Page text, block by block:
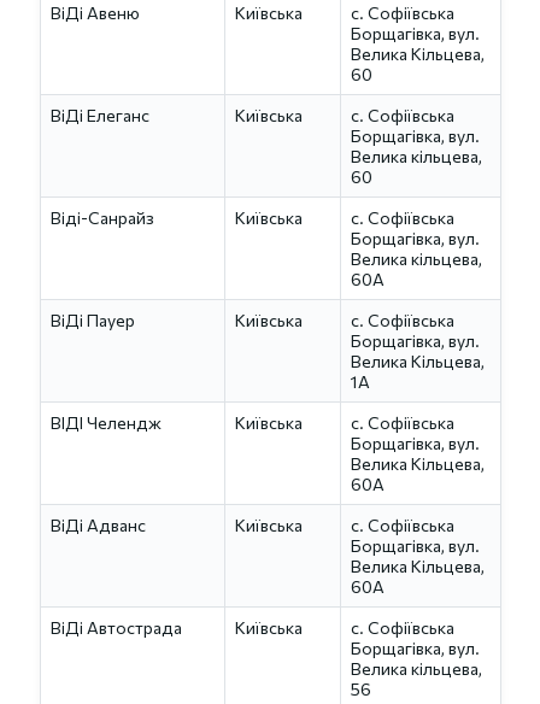
ВіДі Авеню
Київська
с. Софіївська
Борщагівка, вул.
Велика Кільцева,
60
ВіДі Елеганс
Київська
с. Софіївська
Борщагівка, вул.
Велика кільцева,
60
Віді-Санрайз
Київська
с. Софіївська
Борщагівка, вул.
Велика кільцева,
60А
ВіДі Пауер
Київська
с. Софіївська
Борщагівка, вул.
Велика Кільцева,
1А
ВІДІ Челендж
Київська
с. Софіївська
Борщагівка, вул.
Велика Кільцева,
60А
ВіДі Адванс
Київська
с. Софіївська
Борщагівка, вул.
Велика Кільцева,
60А
ВіДі Автострада
Київська
с. Софіївська
Борщагівка, вул.
Велика кільцева,
56